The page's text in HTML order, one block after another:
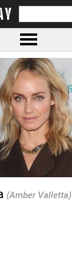
(Amber Valletta)